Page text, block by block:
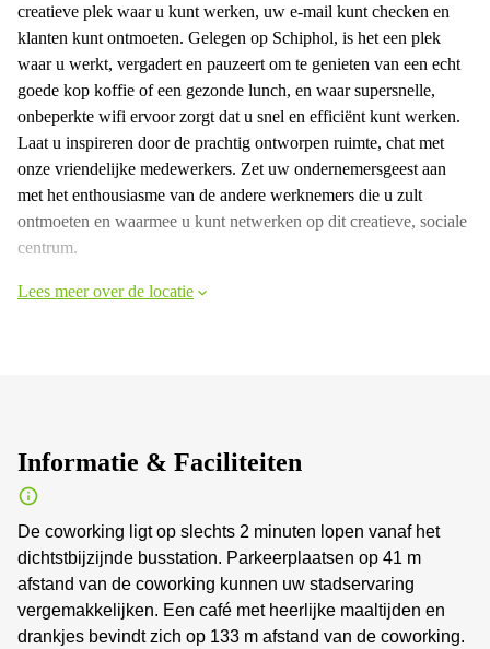
creatieve plek waar u kunt werken, uw e-mail kunt checken en
klanten kunt ontmoeten. Gelegen op Schiphol, is het een plek
waar u werkt, vergadert en pauzeert om te genieten van een echt
goede kop koffie of een gezonde lunch, en waar supersnelle,
onbeperkte wifi ervoor zorgt dat u snel en efficiënt kunt werken.
Laat u inspireren door de prachtig ontworpen ruimte, chat met
onze vriendelijke medewerkers. Zet uw ondernemersgeest aan
met het enthousiasme van de andere werknemers die u zult
ontmoeten en waarmee u kunt netwerken op dit creatieve, sociale
centrum.
Lees meer over de locatie
Informatie & Faciliteiten
De coworking ligt op slechts 2 minuten lopen vanaf het
dichtstbijzijnde busstation. Parkeerplaatsen op 41 m
afstand van de coworking kunnen uw stadservaring
vergemakkelijken. Een café met heerlijke maaltijden en
drankjes bevindt zich op 133 m afstand van de coworking.